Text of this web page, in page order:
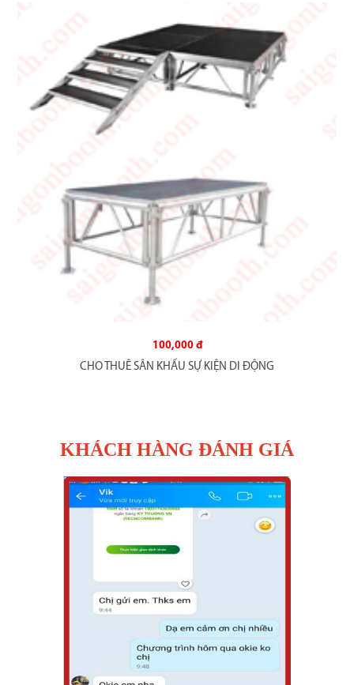
100,000 đ
CHO THUÊ SÂN KHẤU SỰ KIỆN DI ĐỘNG
KHÁCH HÀNG ĐÁNH GIÁ